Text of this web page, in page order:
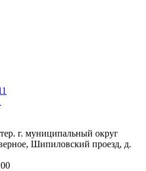
г. муниципальный округ
Шипиловский проезд, д.